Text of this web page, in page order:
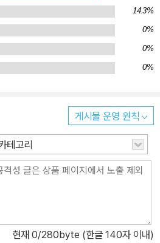
. 이 책은 기본 이론 설명 외에 각종 예
수록되어 있습니다. 실습과 이론을 병
아주 특별한 서
전화(02-323-0922/월~
에 대해 빠른 시간 내에 답변해 드립니
습니다.
14.3%
0%
0%
0%
게시물 운영 원칙
테고리
현재 0/280byte (한글 140자 이내)